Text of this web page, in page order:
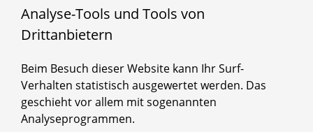
Analyse-Tools und Tools von
Drittanbietern
Beim Besuch dieser Website kann Ihr Surf-
Verhalten statistisch ausgewertet werden. Das
geschieht vor allem mit sogenannten
Analyseprogrammen.